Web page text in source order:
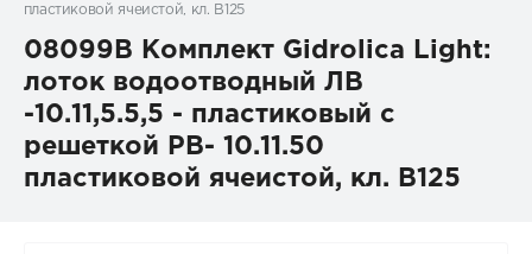
пластиковой ячеистой, кл. B125
08099B Комплект Gidrolica Light:
лоток водоотводный ЛВ
-10.11,5.5,5 - пластиковый с
решеткой РВ- 10.11.50
пластиковой ячеистой, кл. B125